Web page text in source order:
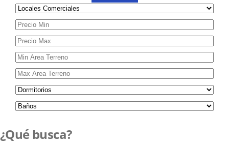
¿Qué busca?